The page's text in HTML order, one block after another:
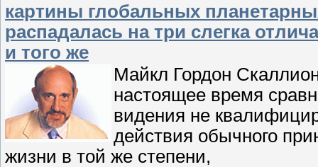
картины глобальных
распадалась на три слегка
и того же
Майкл Гордон
настоящее время
видения не
действия обычного
жизни в той же степени,